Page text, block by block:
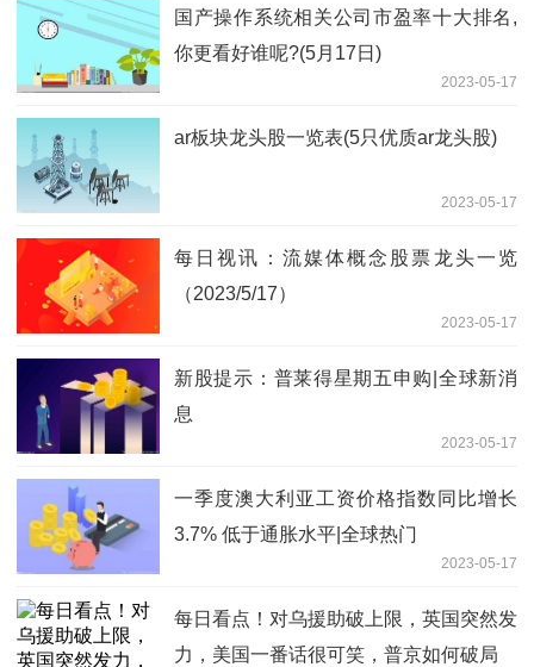
国产操作系统相关公司市盈率十大排名,
你更看好谁呢?(5月17日)
2023-05-17
ar板块龙头股一览表(5只优质ar龙头股)
2023-05-17
每日视讯：流媒体概念股票龙头一览
（2023/5/17）
2023-05-17
新股提示：普莱得星期五申购|全球新消
息
2023-05-17
一季度澳大利亚工资价格指数同比增长
3.7% 低于通胀水平|全球热门
2023-05-17
每日看点！对乌援助破上限，英国突然发
力，美国一番话很可笑，普京如何破局